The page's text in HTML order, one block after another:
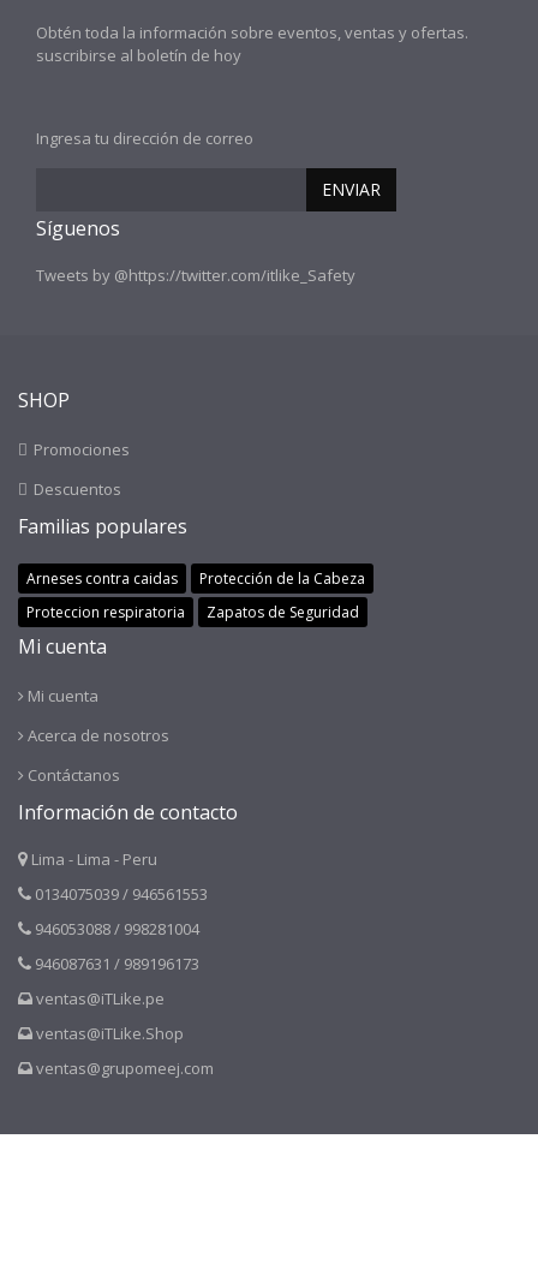
Obtén toda la información sobre eventos, ventas y ofertas.
suscribirse al boletín de hoy
Ingresa tu dirección de correo
ENVIAR
Síguenos
Tweets by @https://twitter.com/itlike_Safety
SHOP
Promociones
Descuentos
Familias populares
Arneses contra caidas
Protección de la Cabeza
Proteccion respiratoria
Zapatos de Seguridad
Mi cuenta
Mi cuenta
Acerca de nosotros
Contáctanos
Información de contacto
Lima - Lima - Peru
0134075039 / 946561553
946053088 / 998281004
946087631 / 989196173
ventas@iTLike.pe
ventas@iTLike.Shop
ventas@grupomeej.com